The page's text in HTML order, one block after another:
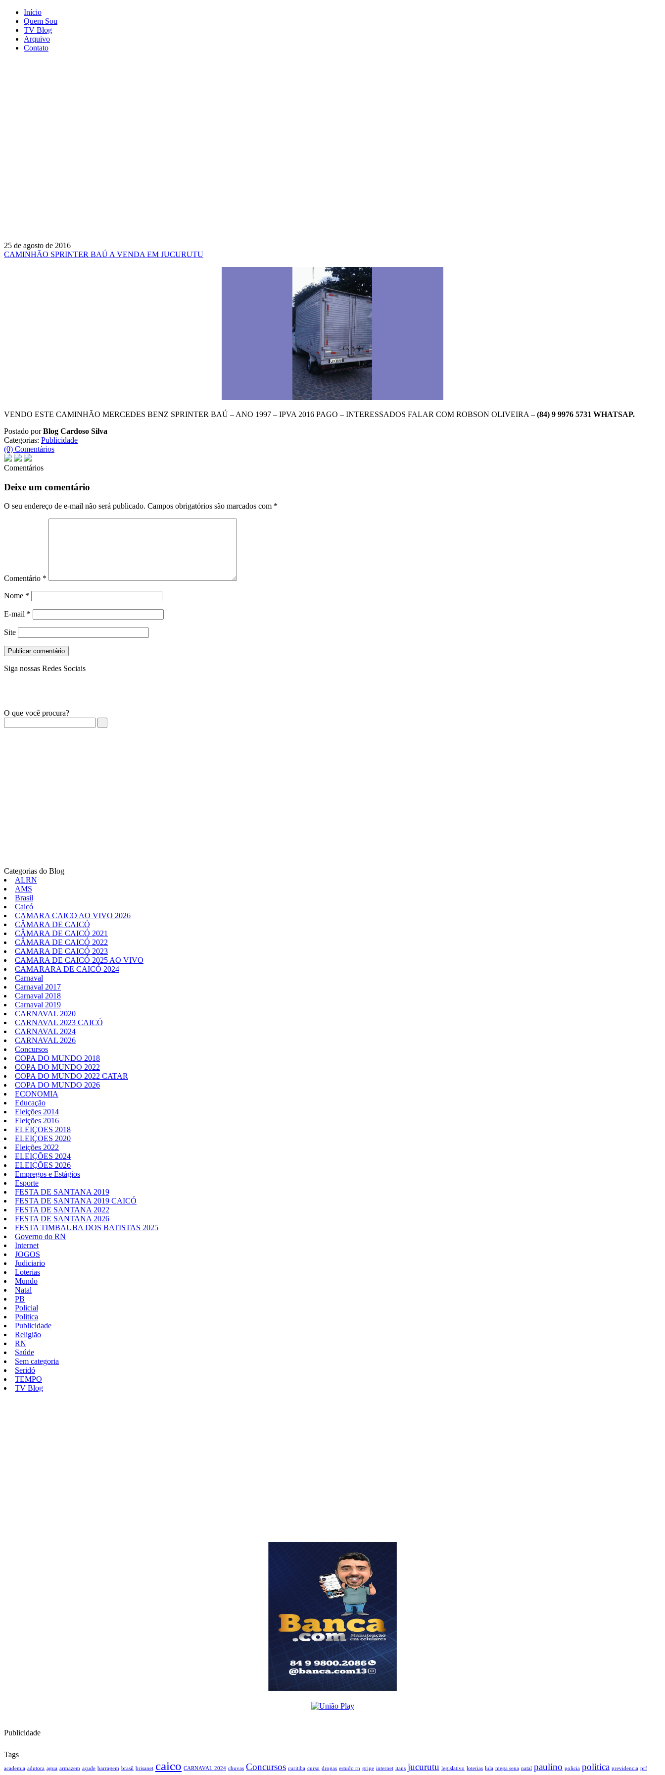
Início
Quem Sou
TV Blog
Arquivo
Contato
25 de agosto de 2016
CAMINHÃO SPRINTER BAÚ A VENDA EM JUCURUTU
VENDO ESTE CAMINHÃO MERCEDES BENZ SPRINTER BAÚ – ANO 1997 – IPVA 2016 PAGO – INTERESSADOS FALAR COM ROBSON OLIVEIRA – (84) 9 9976 5731 WHATSAP.
Postado porBlog Cardoso Silva
Categorias: Publicidade
(0) Comentários
Comentários
Deixe um comentário
O seu endereço de e-mail não será publicado. Campos obrigatórios são marcados com *
Comentário *
Nome *
E-mail *
Site
Siga nossas Redes Sociais
O que você procura?
Categorias do Blog
ALRN
AMS
Brasil
Caicó
CAMARA CAICO AO VIVO 2026
CÂMARA DE CAICÓ
CÂMARA DE CAICÓ 2021
CÂMARA DE CAICÓ 2022
CAMARA DE CAICÓ 2023
CAMARA DE CAICÓ 2025 AO VIVO
CAMARARA DE CAICÓ 2024
Carnaval
Carnaval 2017
Carnaval 2018
Carnaval 2019
CARNAVAL 2020
CARNAVAL 2023 CAICÓ
CARNAVAL 2024
CARNAVAL 2026
Concursos
COPA DO MUNDO 2018
COPA DO MUNDO 2022
COPA DO MUNDO 2022 CATAR
COPA DO MUNDO 2026
ECONOMIA
Educação
Eleições 2014
Eleições 2016
ELEIÇOES 2018
ELEIÇOES 2020
Eleições 2022
ELEIÇÕES 2024
ELEIÇÕES 2026
Empregos e Estágios
Esporte
FESTA DE SANTANA 2019
FESTA DE SANTANA 2019 CAICÓ
FESTA DE SANTANA 2022
FESTA DE SANTANA 2026
FESTA TIMBAUBA DOS BATISTAS 2025
Governo do RN
Internet
JOGOS
Judiciario
Loterias
Mundo
Natal
PB
Policial
Politica
Publicidade
Religião
RN
Saúde
Sem categoria
Seridó
TEMPO
TV Blog
Publicidade
Tags
academia adutora agua armazem açude barragem brasil brisanet caico CARNAVAL 2024 chuvas Concursos curitiba curso drogas estudo rn gripe internet itans jucurutu legislativo loterias lula mega sena natal paulino policia politica previdencia prf